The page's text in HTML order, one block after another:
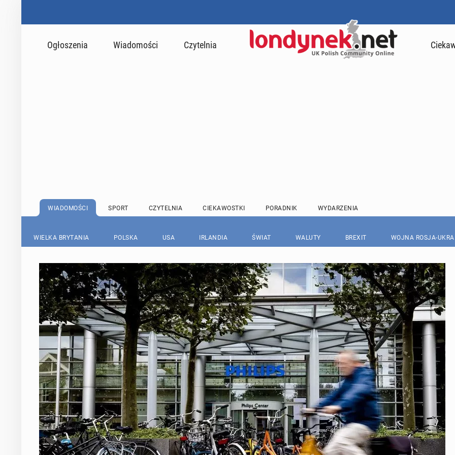
Ogłoszenia Wiadomości Czytelnia
WIADOMOŚCI SPORT CZYTELNIA CIEKAWOSTKI PORADNIK WYDARZENIA
WIELKA BRYTANIA POLSKA USA IRLANDIA ŚWIAT WALUTY BREXIT WOJNA ROSJA-